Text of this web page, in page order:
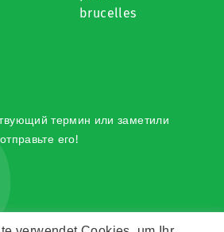
brucelles
термин или заметили
его!